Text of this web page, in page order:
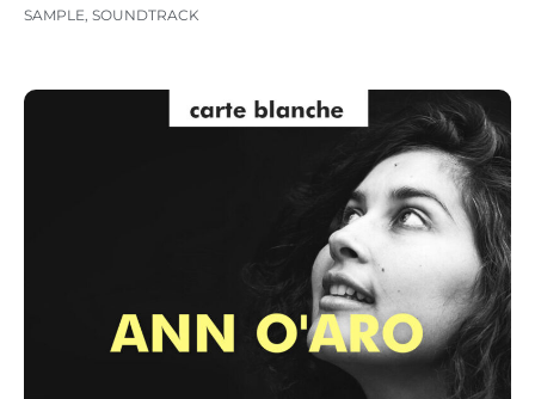
SAMPLE, SOUNDTRACK